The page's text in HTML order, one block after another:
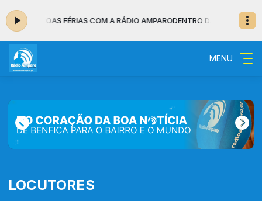
- BOAS FÉRIAS COM A RÁDIO AMPARODENTRO DA NOITE -
MENU
LOCUTORES